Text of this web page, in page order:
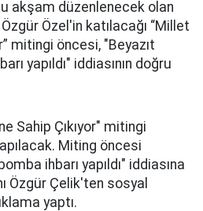
akşam düzenlenecek olan
Özel'in katılacağı “Millet
mitingi öncesi, "Beyazıt
yapıldı" iddiasının doğru
Sahip Çıkıyor" mitingi
Miting öncesi
ihbarı yapıldı" iddiasına
Özgür Çelik'ten sosyal
yaptı.